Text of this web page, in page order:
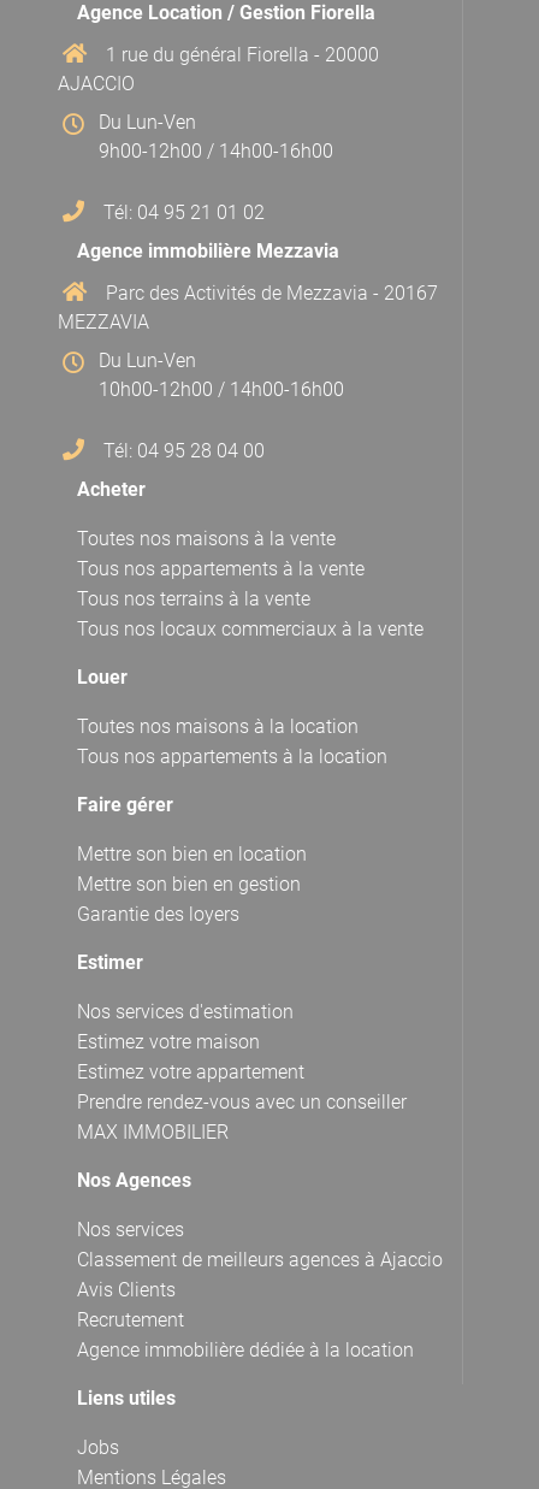
Agence Location / Gestion Fiorella
1 rue du général Fiorella - 20000
AJACCIO
Du Lun-Ven
9h00-12h00 / 14h00-16h00
Tél: 04 95 21 01 02
Agence immobilière Mezzavia
Parc des Activités de Mezzavia - 20167
MEZZAVIA
Du Lun-Ven
10h00-12h00 / 14h00-16h00
Tél: 04 95 28 04 00
Acheter
Toutes nos maisons à la vente
Tous nos appartements à la vente
Tous nos terrains à la vente
Tous nos locaux commerciaux à la vente
Louer
Toutes nos maisons à la location
Tous nos appartements à la location
Faire gérer
Mettre son bien en location
Mettre son bien en gestion
Garantie des loyers
Estimer
Nos services d'estimation
Estimez votre maison
Estimez votre appartement
Prendre rendez-vous avec un conseiller
MAX IMMOBILIER
Nos Agences
Nos services
Classement de meilleurs agences à Ajaccio
Avis Clients
Recrutement
Agence immobilière dédiée à la location
Liens utiles
Jobs
Mentions Légales